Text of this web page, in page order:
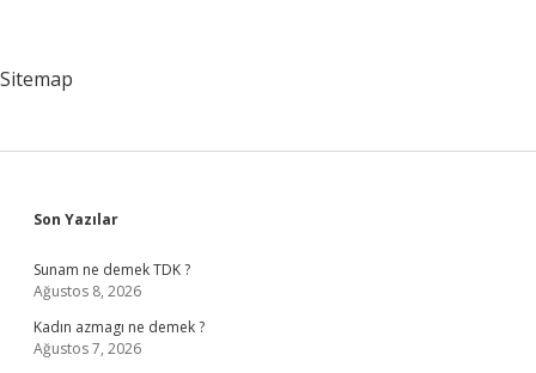
Sitemap
Sidebar
Son Yazılar
Sunam ne demek TDK ?
Ağustos 8, 2026
Kadın azmagı ne demek ?
Ağustos 7, 2026